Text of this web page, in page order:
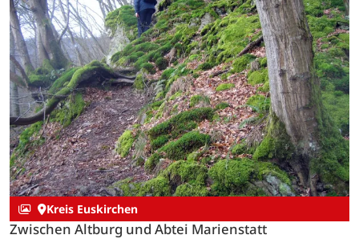
Kreis Euskirchen
Zwischen Altburg und Abtei Marienstatt